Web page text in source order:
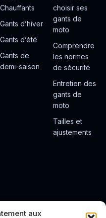
aux
Chauffants
Gants d’hiver
Gants d’été
Gants de
demi-saison
choisir ses
gants de
moto
Comprendre
les normes
de sécurité
Entretien des
gants de
moto
Tailles et
ajustements